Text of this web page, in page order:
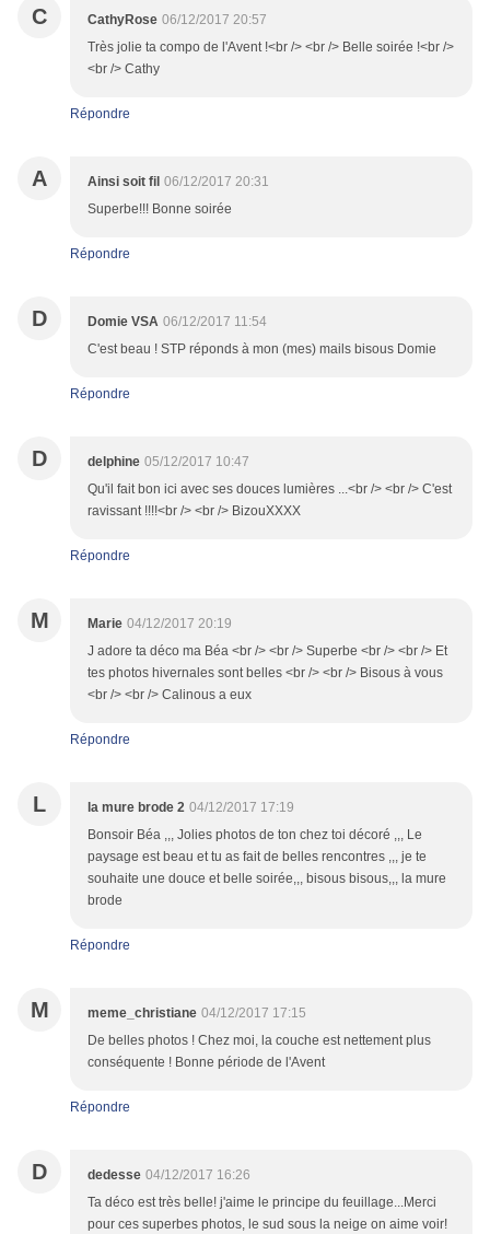
C CathyRose 06/12/2017 20:57
Très jolie ta compo de l'Avent !<br /> <br /> Belle soirée !<br />
<br /> Cathy
Répondre
A Ainsi soit fil 06/12/2017 20:31
Superbe!!! Bonne soirée
Répondre
D Domie VSA 06/12/2017 11:54
C'est beau ! STP réponds à mon (mes) mails bisous Domie
Répondre
D delphine 05/12/2017 10:47
Qu'il fait bon ici avec ses douces lumières ...<br /> <br /> C'est
ravissant !!!!<br /> <br /> BizouXXXX
Répondre
M Marie 04/12/2017 20:19
J adore ta déco ma Béa <br /> <br /> Superbe <br /> <br /> Et
tes photos hivernales sont belles <br /> <br /> Bisous à vous
<br /> <br /> Calinous a eux
Répondre
L la mure brode 2 04/12/2017 17:19
Bonsoir Béa ,,, Jolies photos de ton chez toi décoré ,,, Le
paysage est beau et tu as fait de belles rencontres ,,, je te
souhaite une douce et belle soirée,,, bisous bisous,,, la mure
brode
Répondre
M meme_christiane 04/12/2017 17:15
De belles photos ! Chez moi, la couche est nettement plus
conséquente ! Bonne période de l'Avent
Répondre
D dedesse 04/12/2017 16:26
Ta déco est très belle! j'aime le principe du feuillage...Merci
pour ces superbes photos, le sud sous la neige on aime voir!